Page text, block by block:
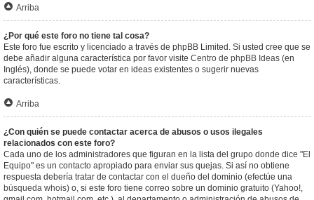
Arriba
¿Por qué este foro no tiene tal cosa?
Este foro fue escrito y licenciado a través de phpBB Limited. Si usted cree que se
debe añadir alguna característica por favor visite Centro de phpBB Ideas (en
Inglés), donde se puede votar en ideas existentes o sugerir nuevas
características.
Arriba
¿Con quién se puede contactar acerca de abusos o usos ilegales
relacionados con este foro?
Cada uno de los administradores que figuran en la lista del grupo donde dice "El
Equipo" es un contacto apropiado para enviar sus quejas. Si así no obtiene
respuesta debería tratar de contactar con el dueño del dominio (efectúe una
búsqueda whois) o, si este foro tiene correo sobre un dominio gratuito (Yahoo!,